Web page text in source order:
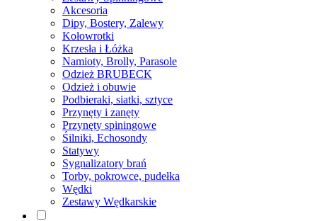
Akcesoria
Dipy, Bostery, Zalewy
Kołowrotki
Krzesła i Łóżka
Namioty, Brolly, Parasole
Odzież BRUBECK
Odzież i obuwie
Podbieraki, siatki, sztyce
Przynęty i zanęty
Przynęty spiningowe
Śilniki, Echosondy
Statywy
Sygnalizatory brań
Torby, pokrowce, pudełka
Wędki
Zestawy Wędkarskie